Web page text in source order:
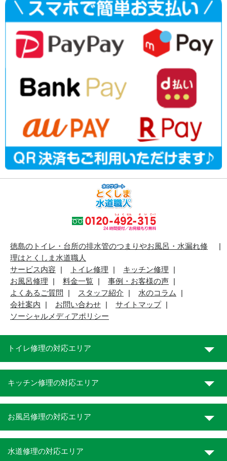
徳島のトイレ・台所の排水管のつまりやお風呂・水漏れ修
理はとくしま水道職人
サービス内容
トイレ修理
キッチン修理
お風呂修理
料金一覧
事例・お客様の声
よくあるご質問
スタッフ紹介
水のコラム
会社案内
お問い合わせ
サイトマップ
ソーシャルメディアポリシー
トイレ修理の対応エリア
キッチン修理の対応エリア
お風呂修理の対応エリア
水道修理の対応エリア